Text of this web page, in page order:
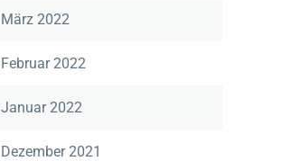
März 2022
Februar 2022
Januar 2022
Dezember 2021